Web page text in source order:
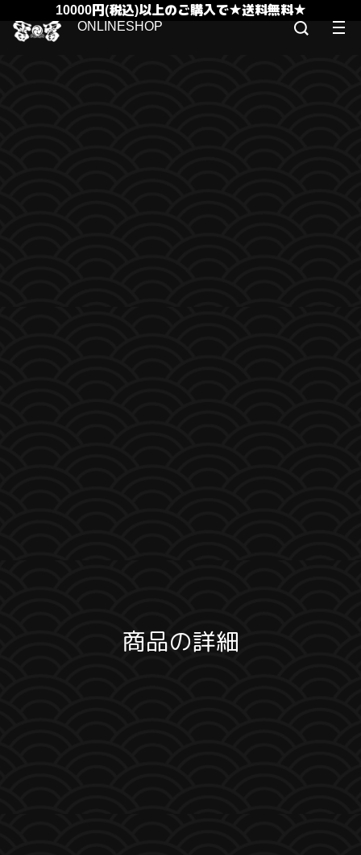
10000円(税込)以上のご購入で★送料無料★
商品の詳細
ONLINESHOP